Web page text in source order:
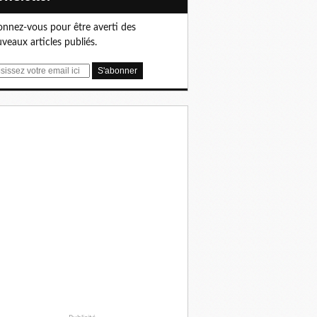
vous pour être averti des
articles publiés.